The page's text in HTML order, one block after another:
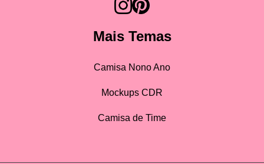
Mais Temas
Camisa Nono Ano
Mockups CDR
Camisa de Time